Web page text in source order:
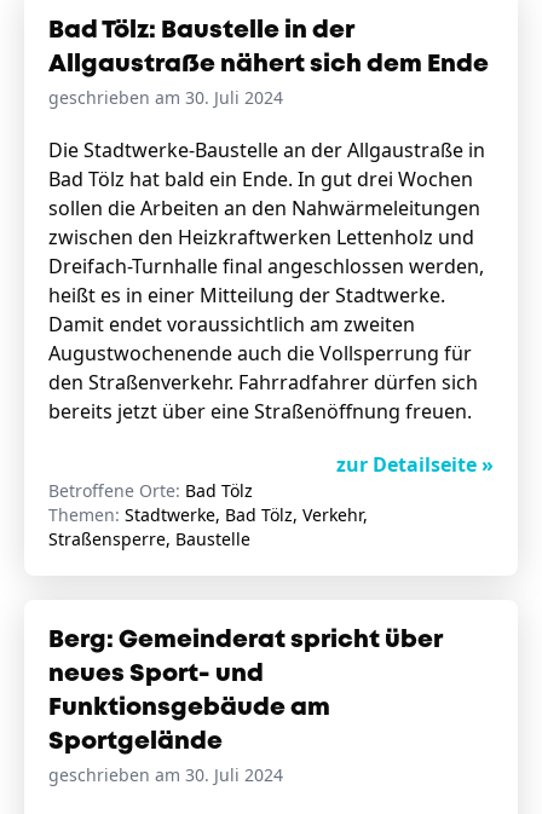
Bad Tölz: Baustelle in der
Allgaustraße nähert sich dem Ende
geschrieben am 30. Juli 2024
Die Stadtwerke-Baustelle an der Allgaustraße in
Bad Tölz hat bald ein Ende. In gut drei Wochen
sollen die Arbeiten an den Nahwärmeleitungen
zwischen den Heizkraftwerken Lettenholz und
Dreifach-Turnhalle final angeschlossen werden,
heißt es in einer Mitteilung der Stadtwerke.
Damit endet voraussichtlich am zweiten
Augustwochenende auch die Vollsperrung für
den Straßenverkehr. Fahrradfahrer dürfen sich
bereits jetzt über eine Straßenöffnung freuen.
zur Detailseite »
Betroffene Orte: Bad Tölz
Themen: Stadtwerke, Bad Tölz, Verkehr,
Straßensperre, Baustelle
Berg: Gemeinderat spricht über
neues Sport- und
Funktionsgebäude am
Sportgelände
geschrieben am 30. Juli 2024